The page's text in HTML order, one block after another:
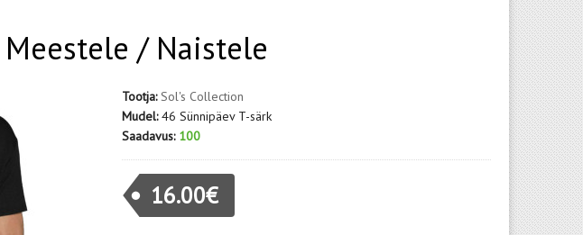
/ Naistele
Tootja: Sol's Collection
Mudel: 46 Sünnipäev T-särk
Saadavus: 100
16.00€